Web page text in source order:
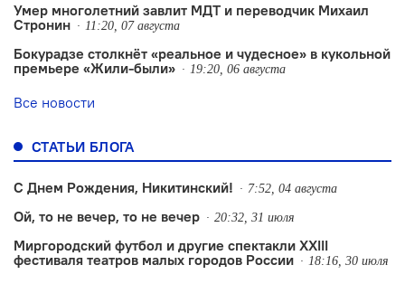
Умер многолетний завлит МДТ и переводчик Михаил
Стронин
11:20, 07 августа
Бокурадзе столкнëт «реальное и чудесное» в кукольной
премьере «Жили-были»
19:20, 06 августа
Все новости
СТАТЬИ БЛОГА
С Днем Рождения, Никитинский! 7:52, 04 августа
Ой, то не вечер, то не вечер 20:32, 31 июля
Миргородский футбол и другие спектакли XXIII
фестиваля театров малых городов России
18:16, 30 июля